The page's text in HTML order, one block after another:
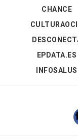
CHANCE
EPDATA.ES
INFOSALUS